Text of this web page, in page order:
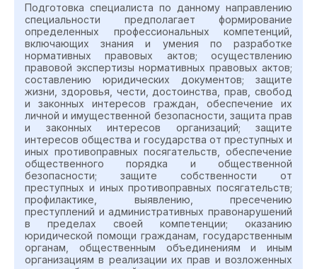
Подготовка специалиста по данному направлению
специальности предполагает формирование
определенных профессиональных компетенций,
включающих знания и умения по разработке
нормативных правовых актов; осуществлению
правовой экспертизы нормативных правовых актов;
составлению юридических документов; защите
жизни, здоровья, чести, достоинства, прав, свобод
и законных интересов граждан, обеспечение их
личной и имущественной безопасности, защита прав
и законных интересов организаций; защите
интересов общества и государства от преступных и
иных противоправных посягательств, обеспечение
общественного порядка и общественной
безопасности; защите собственности от
преступных и иных противоправных посягательств;
профилактике, выявлению, пресечению
преступлений и административных правонарушений
в пределах своей компетенции; оказанию
юридической помощи гражданам, государственным
органам, общественным объединениям и иным
организациям в реализации их прав и возложенных